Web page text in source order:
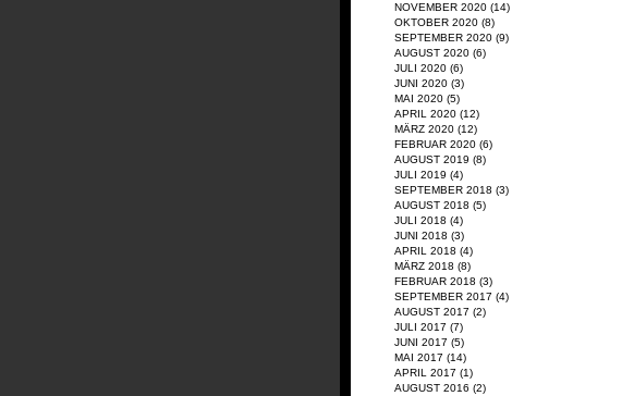
NOVEMBER 2020 (14)
OKTOBER 2020 (8)
SEPTEMBER 2020 (9)
AUGUST 2020 (6)
JULI 2020 (6)
JUNI 2020 (3)
MAI 2020 (5)
APRIL 2020 (12)
MÄRZ 2020 (12)
FEBRUAR 2020 (6)
AUGUST 2019 (8)
JULI 2019 (4)
SEPTEMBER 2018 (3)
AUGUST 2018 (5)
JULI 2018 (4)
JUNI 2018 (3)
APRIL 2018 (4)
MÄRZ 2018 (8)
FEBRUAR 2018 (3)
SEPTEMBER 2017 (4)
AUGUST 2017 (2)
JULI 2017 (7)
JUNI 2017 (5)
MAI 2017 (14)
APRIL 2017 (1)
AUGUST 2016 (2)